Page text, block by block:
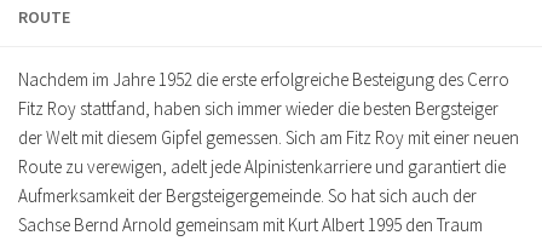
ROUTE
Nachdem im Jahre 1952 die erste erfolgreiche Besteigung des Cerro
Fitz Roy stattfand, haben sich immer wieder die besten Bergsteiger
der Welt mit diesem Gipfel gemessen. Sich am Fitz Roy mit einer neuen
Route zu verewigen, adelt jede Alpinistenkarriere und garantiert die
Aufmerksamkeit der Bergsteigergemeinde. So hat sich auch der
Sachse Bernd Arnold gemeinsam mit Kurt Albert 1995 den Traum